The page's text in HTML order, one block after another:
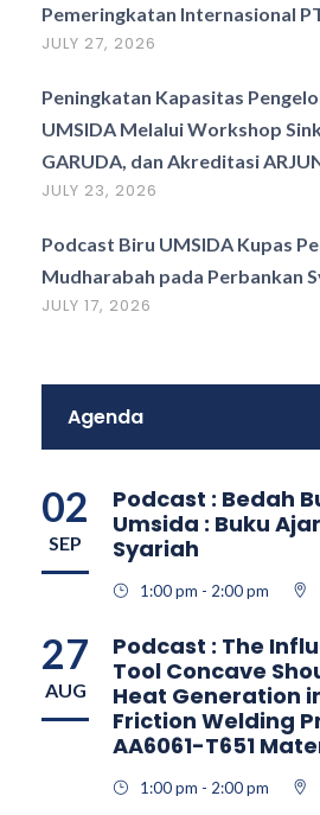
Pemeringkatan Internasional
JULY 27, 2026
Peningkatan Kapasitas
UMSIDA Melalui Workshop
GARUDA, dan Akreditasi
JULY 23, 2026
Podcast Biru UMSIDA Kupas
Mudharabah pada Perbankan
JULY 17, 2026
Agenda
02
SEP
Podcast : Bedah
Umsida : Buku
Syariah
1:00 pm - 2:00 pm
27
AUG
Podcast : The
Tool Concave
Heat Generation
Friction Welding
AA6061-T651
1:00 pm - 2:00 pm